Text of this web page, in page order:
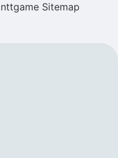
nttgame Sitemap